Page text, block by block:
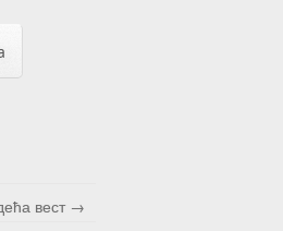
вест →